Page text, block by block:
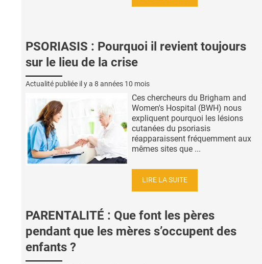
PSORIASIS : Pourquoi il revient toujours
sur le lieu de la crise
Actualité publiée il y a 8 années 10 mois
Ces chercheurs du Brigham and
Women's Hospital (BWH) nous
expliquent pourquoi les lésions
cutanées du psoriasis
réapparaissent fréquemment aux
mêmes sites que ...
LIRE LA SUITE
PARENTALITÉ : Que font les pères
pendant que les mères s’occupent des
enfants ?